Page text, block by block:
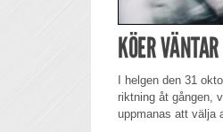
KÖER
I helgen den 31
riktning åt gången,
uppmanas att välja